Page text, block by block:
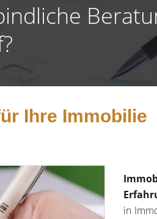
Ihre Immobilie
in